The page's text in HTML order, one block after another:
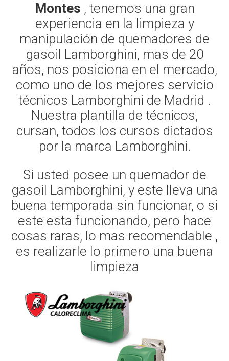
Montes , tenemos una gran
experiencia en la limpieza y
manipulación de quemadores de
gasoil Lamborghini, mas de 20
años, nos posiciona en el mercado,
como uno de los mejores servicio
técnicos Lamborghini de Madrid .
Nuestra plantilla de técnicos,
cursan, todos los cursos dictados
por la marca Lamborghini.
Si usted posee un quemador de
gasoil Lamborghini, y este lleva una
buena temporada sin funcionar, o si
este esta funcionando, pero hace
cosas raras, lo mas recomendable ,
es realizarle lo primero una buena
limpieza